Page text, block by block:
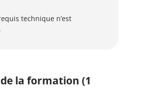
technique n’est
la formation (1